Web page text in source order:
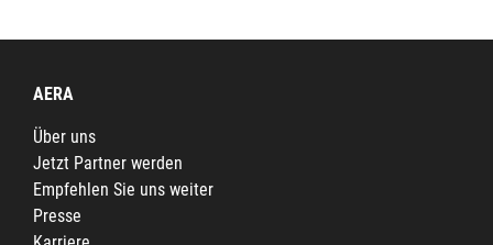
AERA
Über uns
Jetzt Partner werden
Empfehlen Sie uns weiter
Presse